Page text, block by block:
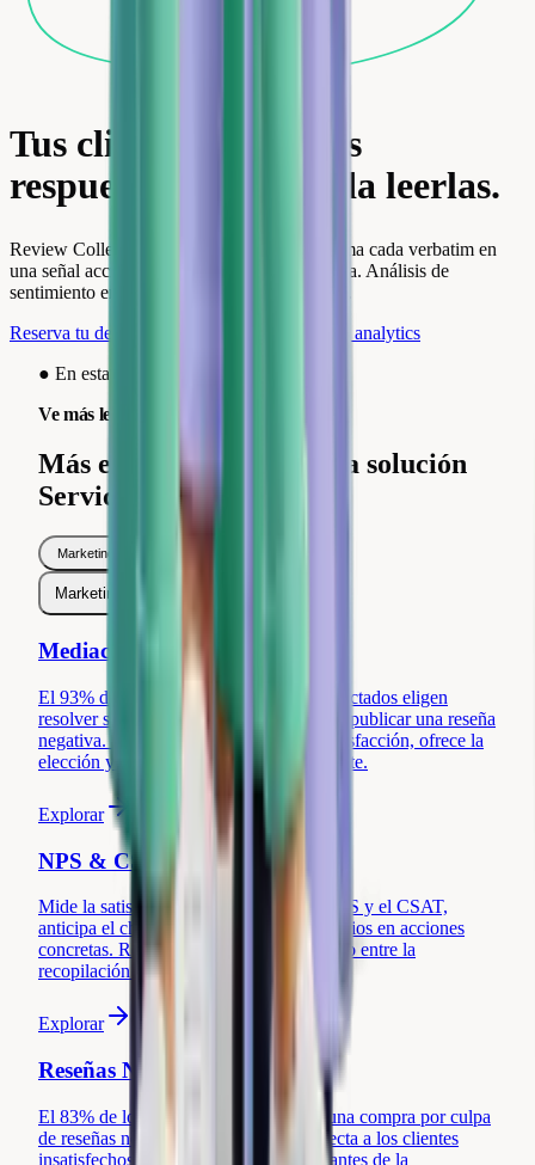
Tus clientes te dan las
respuestas. Solo queda leerlas.
Review Collect centraliza, analiza y transforma cada verbatim en
una señal accionable. 40% de tasa de recogida. Análisis de
sentimiento en tiempo real. Operativo en 48h.
Reserva tu demo
Explorar las funcionalidades analytics
● En esta solución
Ve más lejos.
Más enfoques dentro de la solución
Servicio al Cliente.
Marketing
Marketing
Mediación Preventiva
El 93% de los clientes insatisfechos contactados eligen
resolver su problema en privado antes de publicar una reseña
negativa. Review Collect detecta la insatisfacción, ofrece la
elección y protege tu relación con el cliente.
Explorar
NPS & CSAT
Mide la satisfacción del cliente con el NPS y el CSAT,
anticipa el churn y convierte tus comentarios en acciones
concretas. Review Collect cierra el círculo entre la
recopilación y el análisis.
Explorar
Reseñas Negativas
El 83% de los compradores abandona una compra por culpa
de reseñas negativas sin respuesta. Detecta a los clientes
insatisfechos, ofrece soporte proactivo antes de la